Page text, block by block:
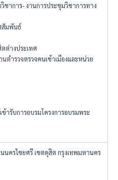
ชาการ- งานการประชุมวิชาการทาง
สัมพันธ์
ต่างประเทศ
ตำรวจตรวจคนเข้าเมืองและหน่วย
ารับการอบรมโครงการอบรมพระ
นครไชยศรี เขตดุสิต กรุงเทพมหานคร